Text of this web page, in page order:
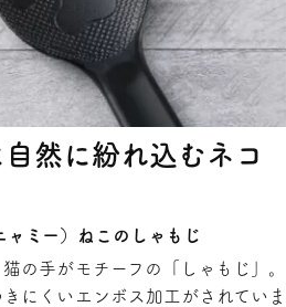
然に紛れ込むネコ
ャミー）ねこのしゃもじ
の手がモチーフの「しゃもじ」。
にくいエンボス加工がされていま